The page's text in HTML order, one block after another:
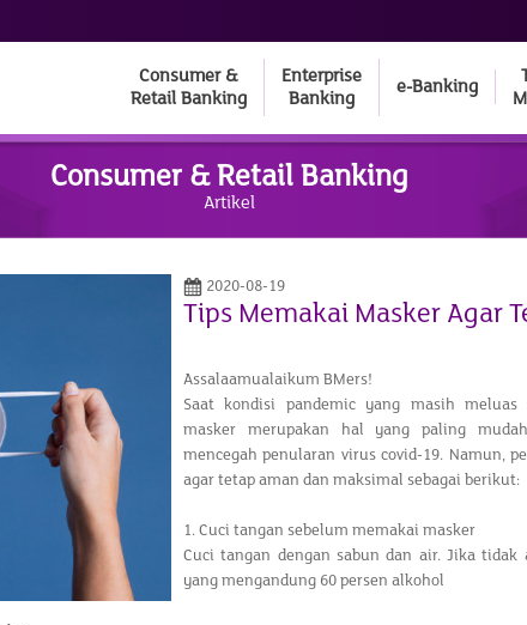
Consumer &
Retail Banking
Enterprise
Banking
e-Banking
Consumer & Retail Banking
Artikel
2020-08-19
Tips Memakai Masker Agar
Assalaamualaikum BMers!
Saat kondisi pandemic yang masih meluas
masker merupakan hal yang paling
mencegah penularan virus covid-19. Namun,
agar tetap aman dan maksimal sebagai berikut:
1. Cuci tangan sebelum memakai masker
Cuci tangan dengan sabun dan air. Jika tidak
yang mengandung 60 persen alkohol